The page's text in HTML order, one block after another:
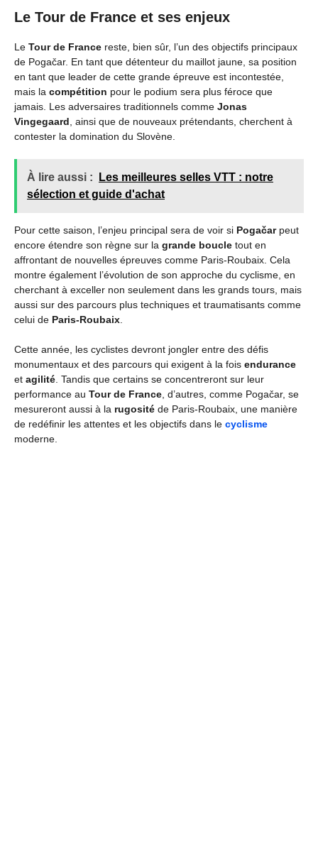
Le Tour de France et ses enjeux
Le Tour de France reste, bien sûr, l’un des objectifs principaux
de Pogačar. En tant que détenteur du maillot jaune, sa position
en tant que leader de cette grande épreuve est incontestée,
mais la compétition pour le podium sera plus féroce que
jamais. Les adversaires traditionnels comme Jonas
Vingegaard , ainsi que de nouveaux prétendants, cherchent à
contester la domination du Slovène.
À lire aussi :
Les meilleures selles VTT : notre
sélection et guide d'achat
Pour cette saison, l’enjeu principal sera de voir si Pogačarpeut
encore étendre son règne sur la grande boucle tout en
affrontant de nouvelles épreuves comme Paris-Roubaix. Cela
montre également l’évolution de son approche du cyclisme, en
cherchant à exceller non seulement dans les grands tours, mais
aussi sur des parcours plus techniques et traumatisants comme
celui de Paris-Roubaix
Cette année, les cyclistes devront jongler entre des défis
monumentaux et des parcours qui exigent à la fois endurance
et agilité . Tandis que certains se concentreront sur leur
performance au Tour de France , d’autres, comme Pogačar, se
mesureront aussi à la rugosité de Paris-Roubaix, une manière
de redéfinir les attentes et les objectifs dans le cyclisme
moderne.